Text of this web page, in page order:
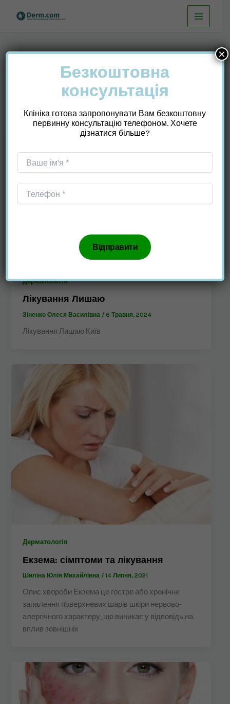
Дерматологія
Дерматологія
Лікування Лишаю
Зіненко Олеся Василівна / 6 Травня, 2024
Лікування Лишаю Київ
Дерматологія
Екзема: сімптоми та лікування
Шиліна Юлія Михайлівна /14 Липня, 2021
Опис хвороби Екзема це гостре або хронічне
запалення поверхневих шарів шкіри нервово-
алергічного характеру, що виникає у відповідь на
вплив зовнішніх
Безкоштовна
консультація
Клініка готова запропонувати Вам безкоштовну
первинну консультацію телефоном. Хочете
дізнатися більше?
×